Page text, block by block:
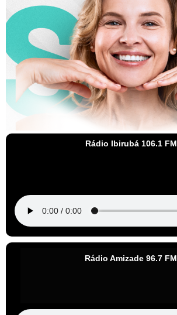
Rádio Ibirubá 106.1 FM
Rádio Amizade 96.7 FM